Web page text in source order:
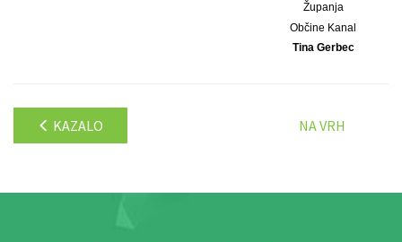
Županja
Občine Kanal
Tina Gerbec
KAZALO NA VRH